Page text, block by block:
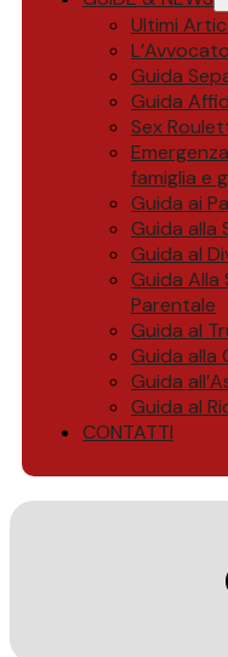
Ultimi
Guida
Guida
Sex
famiglia e
Guida ai
Guida alla
Guida al
Guida Alla
Parentale
Guida al
Guida alla
Guida
Guida al
CONTATTI